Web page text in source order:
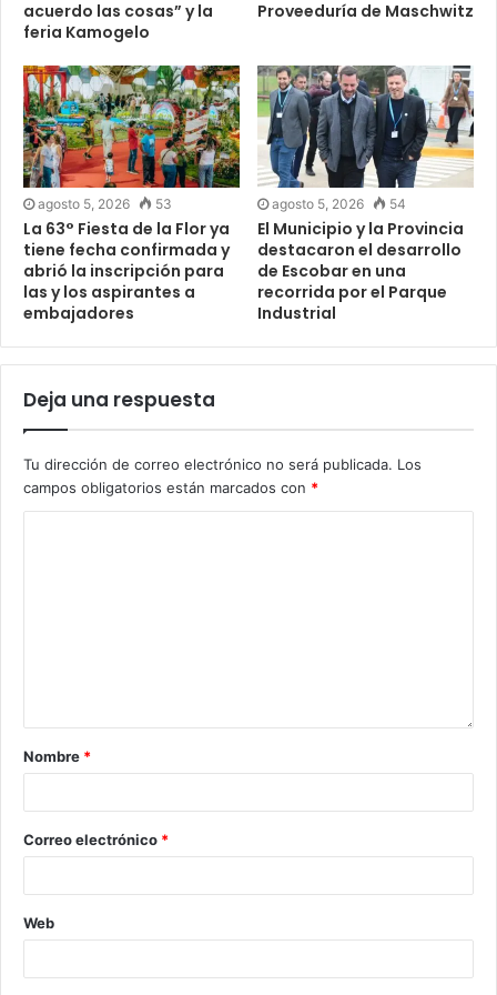
acuerdo las cosas” y la
feria Kamogelo
Proveeduría de Maschwitz
agosto 5, 2026 53
La 63° Fiesta de la Flor ya
tiene fecha confirmada y
abrió la inscripción para
las y los aspirantes a
embajadores
agosto 5, 2026 54
El Municipio y la Provincia
destacaron el desarrollo
de Escobar en una
recorrida por el Parque
Industrial
Deja una respuesta
Tu dirección de correo electrónico no será publicada. Los
campos obligatorios están marcados con *
Nombre *
Correo electrónico *
Web